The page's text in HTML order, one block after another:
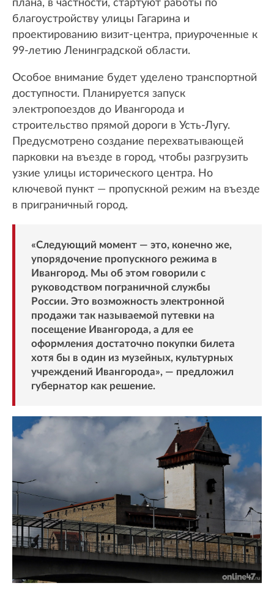
плана, в частности, стартуют работы по
благоустройству улицы Гагарина и
проектированию визит-центра, приуроченные к
99-летию Ленинградской области.
Особое внимание будет уделено транспортной
доступности. Планируется запуск
электропоездов до Ивангорода и
строительство прямой дороги в Усть-Лугу.
Предусмотрено создание перехватывающей
парковки на въезде в город, чтобы разгрузить
узкие улицы исторического центра. Но
ключевой пункт — пропускной режим на въезде
в приграничный город.
«Следующий момент — это, конечно же,
упорядочение пропускного режима в
Ивангород. Мы об этом говорили с
руководством пограничной службы
России. Это возможность электронной
продажи так называемой путевки на
посещение Ивангорода, а для ее
оформления достаточно покупки билета
хотя бы в один из музейных, культурных
учреждений Ивангорода», — предложил
губернатор как решение.